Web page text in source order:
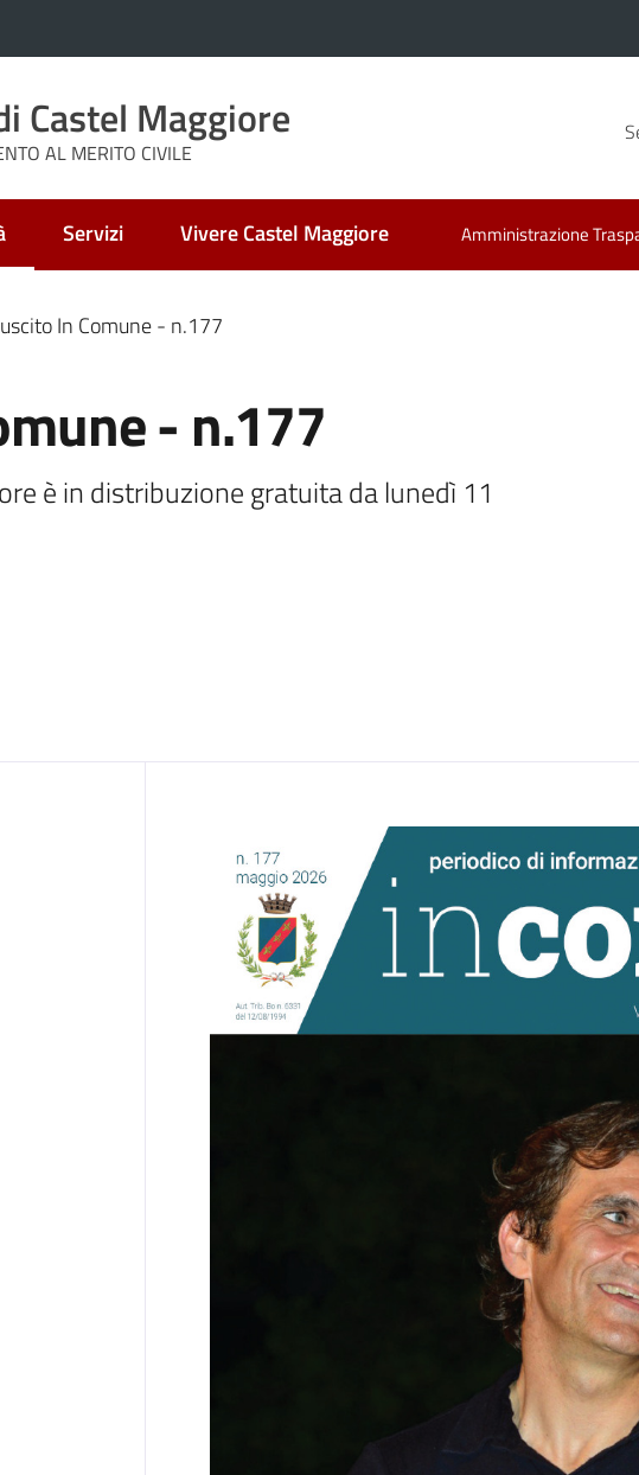
Castel Maggiore
AL MERITO CIVILE
Servizi Vivere Castel Maggiore Amministrazione
In Comune - n.177
- n.177
è in distribuzione gratuita da lunedì 11
Contenuto